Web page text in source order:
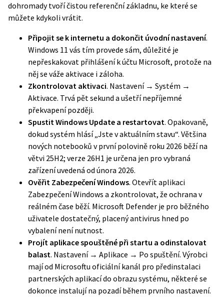
dohromady tvoří čistou referenční základnu, ke které se
můžete kdykoli vrátit.
Připojit se k internetu a dokončit úvodní nastavení.
Windows 11 vás tím provede sám, důležité je
nepřeskakovat přihlášení k účtu Microsoft, protože na
něj se váže aktivace i záloha.
Zkontrolovat aktivaci. Nastavení → Systém →
Aktivace. Trvá pět sekund a ušetří nepříjemné
překvapení později.
SpustitWindows Update a restartovat. Opakovaně,
dokud systém hlásí „Jste v aktuálním stavu“. Většina
nových notebooků v první polovině roku 2026 běží na
větvi 25H2; verze 26H1 je určena jen pro vybraná
zařízení uvedená od února 2026.
Ověřit Zabezpečení Windows. Otevřít aplikaci
Zabezpečení Windows a zkontrolovat, že ochrana v
reálném čase běží. Microsoft Defender je pro běžného
uživatele dostatečný, placený antivirus hned po
vybalení není nutnost.
Projít aplikace spouštěné při startu a odinstalovat
balast. Nastavení → Aplikace → Po spuštění. Výrobci
mají od Microsoftu oficiální kanál pro předinstalaci
partnerských aplikací do obrazu systému, některé se
dokonce instalují na pozadí během prvního nastavení.